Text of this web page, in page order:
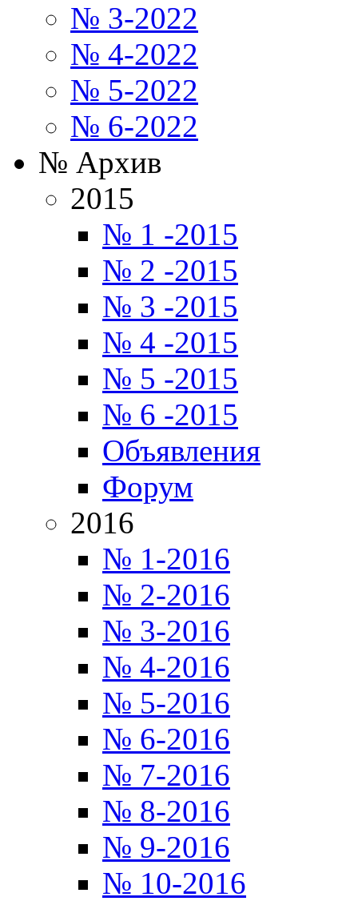
№ 3-2022
№ 4-2022
№ 5-2022
№ 6-2022
№ Архив
2015
№ 1 -2015
№ 2 -2015
№ 3 -2015
№ 4 -2015
№ 5 -2015
№ 6 -2015
Объявления
Форум
2016
№ 1-2016
№ 2-2016
№ 3-2016
№ 4-2016
№ 5-2016
№ 6-2016
№ 7-2016
№ 8-2016
№ 9-2016
№ 10-2016